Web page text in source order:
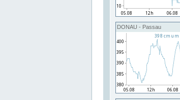
DONAU - Passau